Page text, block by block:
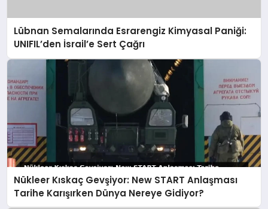
Lübnan Semalarında Esrarengiz Kimyasal Paniği:
UNIFIL’den İsrail’e Sert Çağrı
Nükleer Kıskaç Gevşiyor: New START Anlaşması
Tarihe Karışırken Dünya Nereye Gidiyor?